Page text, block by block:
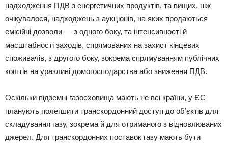
надходження ПДВ з енергетичних продуктів, та вищих, ніж
очікувалося, надходжень з аукціонів, на яких продаються
емісійні дозволи — з одного боку, та інтенсивності й
масштабності заходів, спрямованих на захист кінцевих
споживачів, з другого боку, зокрема спрямуванням публічних
коштів на уразливі домогосподарства або зниження ПДВ.
Оскільки підземні газосховища мають не всі країни, у ЄС
планують полегшити транскордонний доступ до об’єктів для
складування газу, зокрема й для отриманого з відновлюваних
джерел. Для транскордонних поставок газу мають бути